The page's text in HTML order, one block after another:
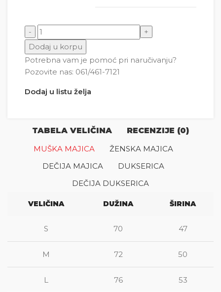
Astronaut prolazi kroz portal količina
Dodaj u korpu
Potrebna vam je pomoć pri naručivanju?
Pozovite nas: 061/461-7121
Dodaj u listu želja
TABELA VELIČINA
RECENZIJE (0)
MUŠKA MAJICA
ŽENSKA MAJICA
DEČIJA MAJICA
DUKSERICA
DEČIJA DUKSERICA
VELIČINA DUŽINA ŠIRINA
S 70 47
M 72 50
L 76 53